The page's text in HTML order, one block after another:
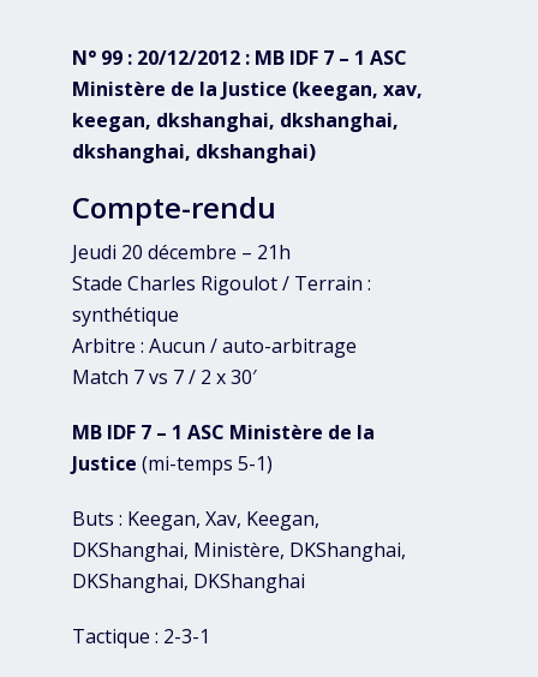
N° 99 : 20/12/2012 : MB IDF 7 – 1 ASC
Ministère de la Justice (keegan, xav,
keegan, dkshanghai, dkshanghai,
dkshanghai, dkshanghai)
Compte-rendu
Jeudi 20 décembre – 21h
Stade Charles Rigoulot / Terrain :
synthétique
Arbitre : Aucun / auto-arbitrage
Match 7 vs 7 / 2 x 30′
MB IDF 7 – 1 ASC Ministère de la
Justice (mi-temps 5-1)
Buts : Keegan, Xav, Keegan,
DKShanghai, Ministère, DKShanghai,
DKShanghai, DKShanghai
Tactique : 2-3-1